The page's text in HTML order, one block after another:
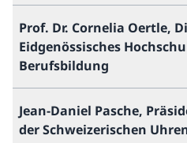
Prof. Dr. Cornelia Oertle,
Eidgenössisches
Berufsbildung
Jean-Daniel Pasche,
der Schweizerischen